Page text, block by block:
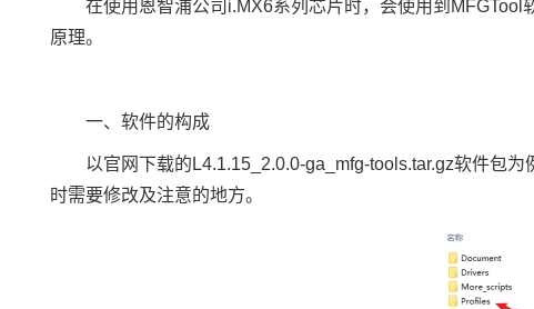
在使用恩智浦公司i.MX6系列 芯片时，会使用到MFGTool
原理。
一、软件的构成
以官网下载的L4.1.15_2.0.0-ga_mfg-tools.tar.gz软件包
时需要修改及注意的地方。